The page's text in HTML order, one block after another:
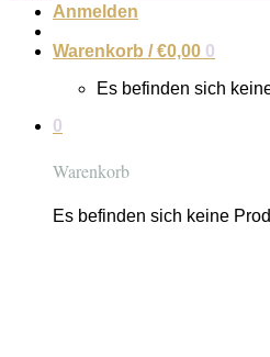
Anmelden
Warenkorb /€0,00 0
Es befinden sich
0
Warenkorb
Es befinden sich keine